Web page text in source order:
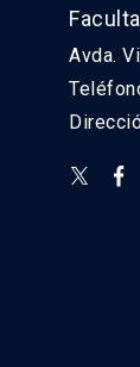
Avda.